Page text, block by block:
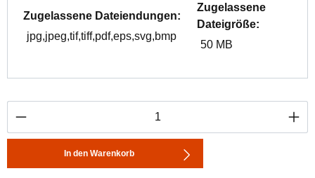
Zugelassene Dateiendungen:
jpg,jpeg,tif,tiff,pdf,eps,svg,bmp
Zugelassene
Dateigröße:
50 MB
Produkt Anzahl: Gib den gewünschten
In den Warenkorb